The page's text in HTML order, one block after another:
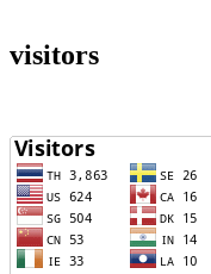
visitors